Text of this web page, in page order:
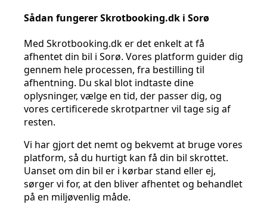
Sådan fungerer Skrotbooking.dk i Sorø
Med Skrotbooking.dk er det enkelt at få
afhentet din bil i Sorø. Vores platform guider dig
gennem hele processen, fra bestilling til
afhentning. Du skal blot indtaste dine
oplysninger, vælge en tid, der passer dig, og
vores certificerede skrotpartner vil tage sig af
resten.
Vi har gjort det nemt og bekvemt at bruge vores
platform, så du hurtigt kan få din bil skrottet.
Uanset om din bil er i kørbar stand eller ej,
sørger vi for, at den bliver afhentet og behandlet
på en miljøvenlig måde.